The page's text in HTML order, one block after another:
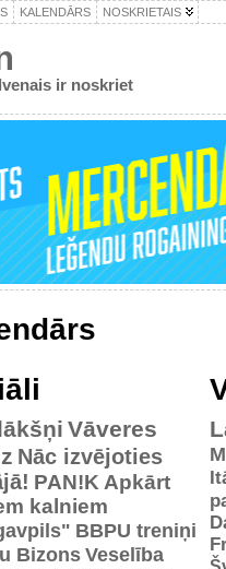
KALENDĀRS NOSKRIETAIS
ir noskriet
Vāveres
Nāc izvējoties
PAN!K Apkārt
kalniem
BBPU treniņi
BizonsVeselība